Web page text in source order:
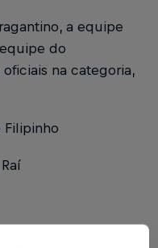
a equipe
do
na categoria,
Filipinho